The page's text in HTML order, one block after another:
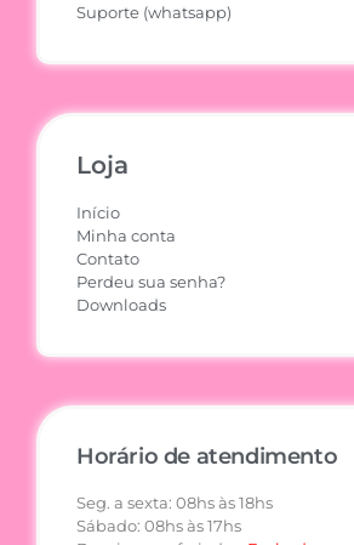
Suporte (whatsapp)
Loja
Início
Minha conta
Contato
Perdeu sua senha?
Downloads
Horário de atendimento
Seg. a sexta: 08hs às 18hs
Sábado: 08hs às 17hs